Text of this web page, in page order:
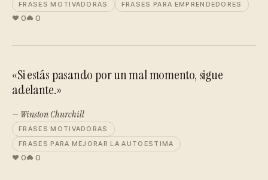
FRASES MOTIVADORAS FRASES PARA EMPRENDEDORES
0 0
«Si estás pasando por un mal momento, sigue
adelante.»
— Winston Churchill
FRASES MOTIVADORAS
FRASES PARA MEJORAR LA AUTOESTIMA
0 0